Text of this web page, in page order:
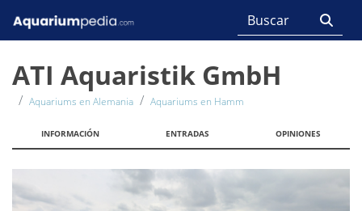
ATI Aquaristik GmbH
Aquariums en Alemania Aquariums en Hamm
INFORMACIÓN ENTRADAS OPINIONES